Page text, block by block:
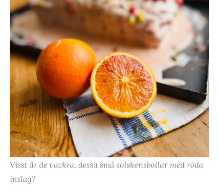
Visst är de vackra, dessa små solskensbollar med röda
inslag?